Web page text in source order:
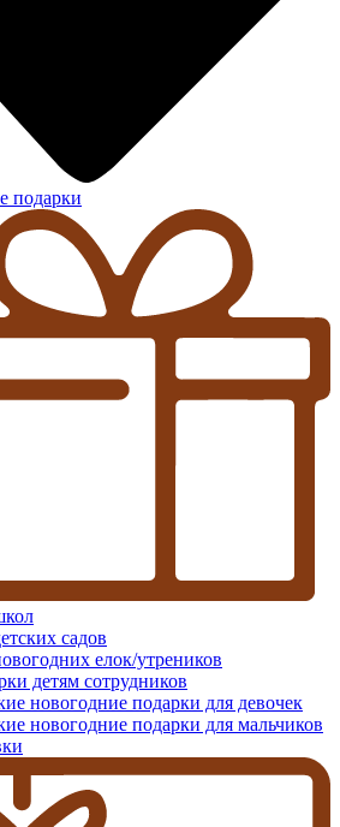
подарки
садов
елок/утреников
детям сотрудников
новогодние подарки для девочек
новогодние подарки для мальчиков